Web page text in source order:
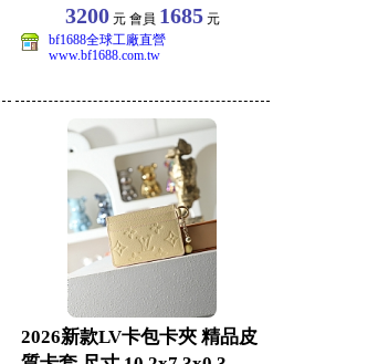
3200元 會員 1685元
bf1688全球工廠直營
www.bf1688.com.tw
2026新款LV卡包卡夾 精品皮